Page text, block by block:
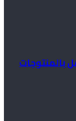
بالمنتوجات